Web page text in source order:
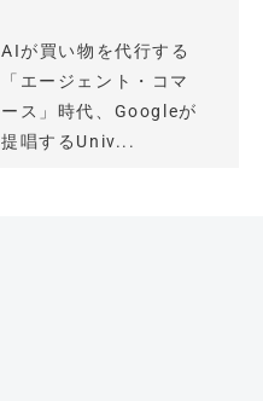
AIが買い物を代行する
「エージェント・コマ
ース」時代、Googleが
提唱するUniv...